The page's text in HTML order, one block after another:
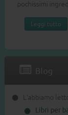
Blog
L'abbiamo letto
Libri per